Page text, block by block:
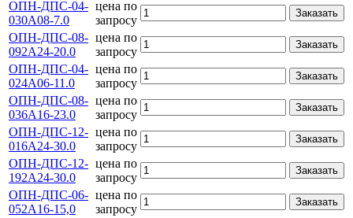
ОПН-ДПС-04-
030А08-7.0
цена по
запросу
Заказать
ОПН-ДПС-08-
092А24-20.0
цена по
запросу
Заказать
ОПН-ДПС-04-
024А06-11.0
цена по
запросу
Заказать
ОПН-ДПС-08-
036А16-23.0
цена по
запросу
Заказать
ОПН-ДПС-12-
016А24-30.0
цена по
запросу
Заказать
ОПН-ДПС-12-
192А24-30.0
цена по
запросу
Заказать
ОПН-ДПС-06-
052А16-15,0
цена по
запросу
Заказать